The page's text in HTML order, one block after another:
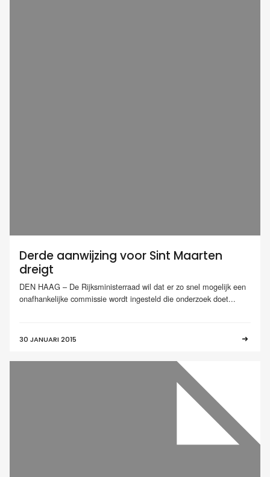
Derde aanwijzing voor Sint Maarten
dreigt
DEN HAAG – De Rijksministerraad wil dat er zo snel mogelijk een
onafhankelijke commissie wordt ingesteld die onderzoek doet...
30 JANUARI 2015